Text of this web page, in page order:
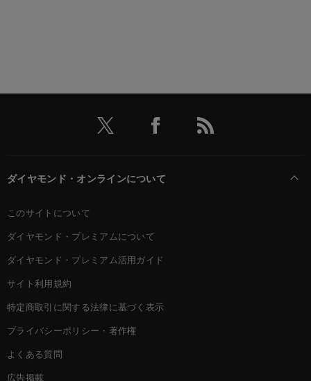
ダイヤモンド・オンラインについて
このサイトについて
ダイヤモンド・プレミアムについて
ダイヤモンド・プレミアム活用ガイド
サイト利用規約
特定商取引に関する法律に基づく表示
プライバシーポリシー・著作権
よくある質問
広告掲載